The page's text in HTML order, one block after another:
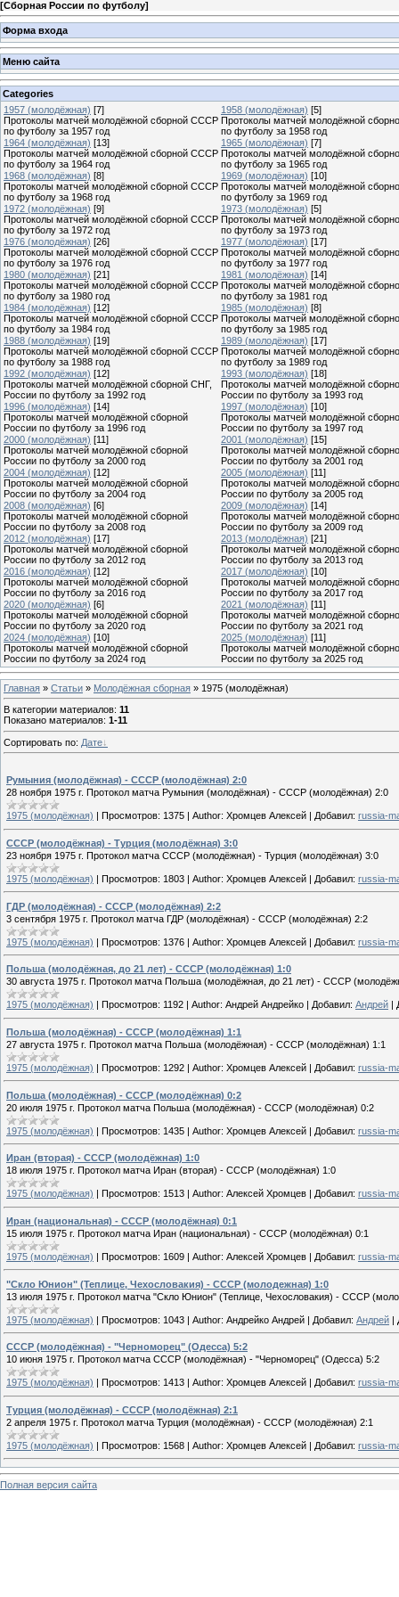
[Сборная России по футболу]
Форма входа
Меню сайта
Categories
1957 (молодёжная) [7]
Протоколы матчей молодёжной сборной СССР
по футболу за 1957 год
1958 (молодёжная) [5]
Протоколы матчей молодёжной
по футболу за 1958 год
1964 (молодёжная) [13]
Протоколы матчей молодёжной сборной СССР
по футболу за 1964 год
1965 (молодёжная) [7]
Протоколы матчей молодёжной
по футболу за 1965 год
1968 (молодёжная) [8]
Протоколы матчей молодёжной сборной СССР
по футболу за 1968 год
1969 (молодёжная) [10]
Протоколы матчей молодёжной
по футболу за 1969 год
1972 (молодёжная) [9]
Протоколы матчей молодёжной сборной СССР
по футболу за 1972 год
1973 (молодёжная) [5]
Протоколы матчей молодёжной
по футболу за 1973 год
1976 (молодёжная) [26]
Протоколы матчей молодёжной сборной СССР
по футболу за 1976 год
1977 (молодёжная) [17]
Протоколы матчей молодёжной
по футболу за 1977 год
1980 (молодёжная) [21]
Протоколы матчей молодёжной сборной СССР
по футболу за 1980 год
1981 (молодёжная) [14]
Протоколы матчей молодёжной
по футболу за 1981 год
1984 (молодёжная) [12]
Протоколы матчей молодёжной сборной СССР
по футболу за 1984 год
1985 (молодёжная) [8]
Протоколы матчей молодёжной
по футболу за 1985 год
1988 (молодёжная) [19]
Протоколы матчей молодёжной сборной СССР
по футболу за 1988 год
1989 (молодёжная) [17]
Протоколы матчей молодёжной
по футболу за 1989 год
1992 (молодёжная) [12]
Протоколы матчей молодёжной сборной СНГ,
России по футболу за 1992 год
1993 (молодёжная) [18]
Протоколы матчей молодёжной
России по футболу за 1993 год
1996 (молодёжная) [14]
Протоколы матчей молодёжной сборной
России по футболу за 1996 год
1997 (молодёжная) [10]
Протоколы матчей молодёжной
России по футболу за 1997 год
2000 (молодёжная) [11]
Протоколы матчей молодёжной сборной
России по футболу за 2000 год
2001 (молодёжная) [15]
Протоколы матчей молодёжной
России по футболу за 2001 год
2004 (молодёжная) [12]
Протоколы матчей молодёжной сборной
России по футболу за 2004 год
2005 (молодёжная) [11]
Протоколы матчей молодёжной
России по футболу за 2005 год
2008 (молодёжная) [6]
Протоколы матчей молодёжной сборной
России по футболу за 2008 год
2009 (молодёжная) [14]
Протоколы матчей молодёжной
России по футболу за 2009 год
2012 (молодёжная) [17]
Протоколы матчей молодёжной сборной
России по футболу за 2012 год
2013 (молодёжная) [21]
Протоколы матчей молодёжной
России по футболу за 2013 год
2016 (молодёжная) [12]
Протоколы матчей молодёжной сборной
России по футболу за 2016 год
2017 (молодёжная) [10]
Протоколы матчей молодёжной
России по футболу за 2017 год
2020 (молодёжная) [6]
Протоколы матчей молодёжной сборной
России по футболу за 2020 год
2021 (молодёжная) [11]
Протоколы матчей молодёжной
России по футболу за 2021 год
2024 (молодёжная) [10]
Протоколы матчей молодёжной сборной
России по футболу за 2024 год
2025 (молодёжная) [11]
Протоколы матчей молодёжной
России по футболу за 2025 год
Главная » Статьи » Молодёжная сборная » 1975 (молодёжная)
В категории материалов: 11
Показано материалов: 1-11
Сортировать по: Дате
Румыния (молодёжная) - СССР (молодёжная) 2:0
28 ноября 1975 г. Протокол матча Румыния (молодёжная) - СССР (молодёжная) 2:0
1975 (молодёжная) Просмотров: 1375 Author: Хромцев Алексей Добавил: russia-
СССР (молодёжная) - Турция (молодёжная) 3:0
23 ноября 1975 г. Протокол матча СССР (молодёжная) - Турция (молодёжная) 3:0
1975 (молодёжная) | Просмотров: 1803 | Author: Хромцев Алексей | Добавил: russia-
ГДР (молодёжная) - СССР (молодёжная) 2:2
3 сентября 1975 г. Протокол матча ГДР (молодёжная) - СССР (молодёжная) 2:2
1975 (молодёжная) | Просмотров: 1376 | Author: Хромцев Алексей | Добавил: russia-
Польша (молодёжная, до 21 лет) - СССР (молодёжная) 1:0
30 августа 1975 г. Протокол матча Польша (молодёжная, до 21 лет) - СССР
1975 (молодёжная) Просмотров: 1192 Author: Андрей Андрейко Добавил: Андрей
Польша (молодёжная) - СССР (молодёжная) 1:1
27 августа 1975 г. Протокол матча Польша (молодёжная) - СССР (молодёжная) 1:1
1975 (молодёжная) | Просмотров: 1292 | Author: Хромцев Алексей | Добавил: russia-
Польша (молодёжная) - СССР (молодёжная) 0:2
20 июля 1975 г. Протокол матча Польша (молодёжная) - СССР (молодёжная) 0:2
1975 (молодёжная) | Просмотров: 1435 | Author: Хромцев Алексей | Добавил: russia-
Иран (вторая) - СССР (молодёжная) 1:0
18 июля 1975 г. Протокол матча Иран (вторая) - СССР (молодёжная) 1:0
1975 (молодёжная) Просмотров: 1513 Author: Алексей Хромцев Добавил: russia-
Иран (национальная) - СССР (молодёжная) 0:1
15 июля 1975 г. Протокол матча Иран (национальная) - СССР (молодёжная) 0:1
1975 (молодёжная) | Просмотров: 1609 | Author: Алексей Хромцев | Добавил: russia-
"Скло Юнион" (Теплице, Чехословакия) - СССР (молодежная) 1:0
13 июля 1975 г. Протокол матча "Скло Юнион" (Теплице, Чехословакия) - СССР
1975 (молодёжная) | Просмотров: 1043 | Author: Андрейко Андрей | Добавил: Андрей |
СССР (молодёжная) - "Черноморец" (Одесса) 5:2
10 июня 1975 г. Протокол матча СССР (молодёжная) - "Черноморец" (Одесса) 5:2
1975 (молодёжная) | Просмотров: 1413 | Author: Хромцев Алексей | Добавил: russia-
Турция (молодёжная) - СССР (молодёжная) 2:1
2 апреля 1975 г. Протокол матча Турция (молодёжная) - СССР (молодёжная) 2:1
1975 (молодёжная) | Просмотров: 1568 | Author: Хромцев Алексей | Добавил: russia-
Полная версия сайта